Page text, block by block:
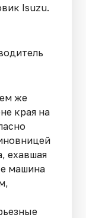
Isuzu.
же
края на
ехавшая
машина